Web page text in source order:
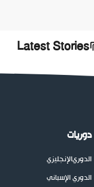
Latest Stories
دوريات
الدوريالإنجليزي
الدوري الإسباني